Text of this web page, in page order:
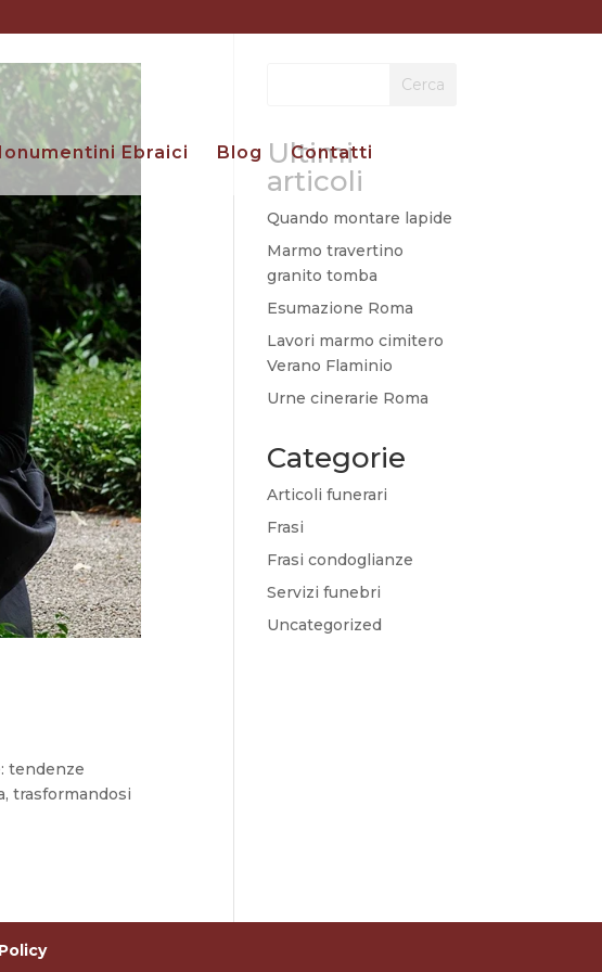
Ebraici Blog Contatti
tendenze
trasformandosi
Cerca
Ultimi
articoli
Quando montare lapide
Marmo travertino
granito tomba
Esumazione Roma
Lavori marmo cimitero
Verano Flaminio
Urne cinerarie Roma
Categorie
Articoli funerari
Frasi
Frasi condoglianze
Servizi funebri
Uncategorized